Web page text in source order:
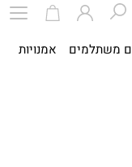
משתלמים אמנויות